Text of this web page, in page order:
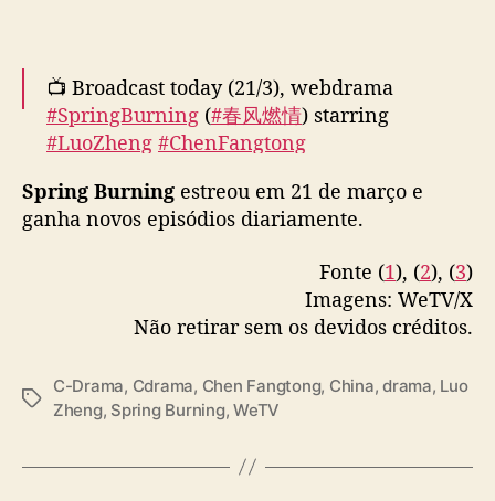
o
n
g
e
s
á
n
o
T
📺 Broadcast today (21/3), webdrama
#SpringBurning (#春风燃情) starring
#LuoZheng #ChenFangtong
trailer and poster.pic.twitter.com/pIRyulieVd
Spring Burning estreou em 21 de março e
ganha novos episódios diariamente.
Fonte (1), (2), (3)
Imagens: WeTV/X
Não retirar sem os devidos créditos.
T
s
C-Drama, Cdrama, Chen Fangtong, China,drama, Luo
Zheng, Spring Burning,WeTV